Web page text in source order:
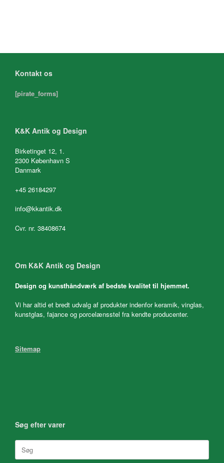
Kontakt os
[pirate_forms]
K&K Antik og Design
Birketinget 12, 1.
2300 København S
Danmark
+45 26184297
info@kkantik.dk
Cvr. nr. 38408674
Om K&K Antik og Design
Design og kunsthåndværk af bedste kvalitet til hjemmet.
Vi har altid et bredt udvalg af produkter indenfor keramik, vinglas,
kunstglas, fajance og porcelænsstel fra kendte producenter.
Sitemap
Søg efter varer
efter: